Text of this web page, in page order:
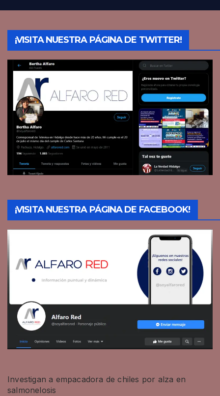
¡VISITA NUESTRA PÁGINA DE TWITTER!
¡VISITA NUESTRA PÁGINA DE FACEBOOK!
Investigan a empacadora de chiles por alza en
salmonelosis